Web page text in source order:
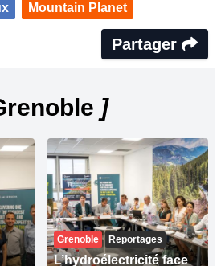
Mountain Planet
Partager
]
Grenoble Reportages
L’hydroélectricité face